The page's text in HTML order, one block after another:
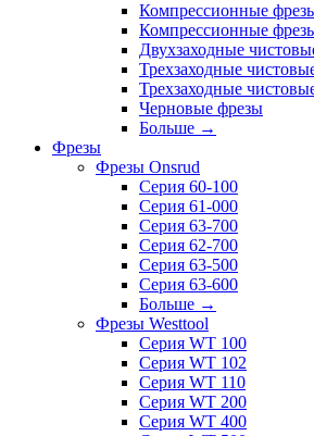
Компрессионные
Компрессионные
Двухзаходные
Трехзаходные
Трехзаходные
Черновые фрезы
Больше →
Фрезы
Фрезы Onsrud
Серия 60-100
Серия 61-000
Серия 63-700
Серия 62-700
Серия 63-500
Серия 63-600
Больше →
Фрезы Westtool
Серия WT 100
Серия WT 102
Серия WT 110
Серия WT 200
Серия WT 400